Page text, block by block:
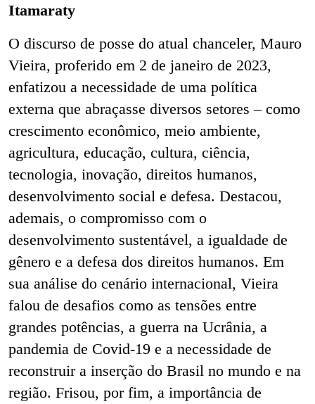
Itamaraty
O discurso de posse do atual chanceler, Mauro
Vieira, proferido em 2 de janeiro de 2023,
enfatizou a necessidade de uma política
externa que abraçasse diversos setores – como
crescimento econômico, meio ambiente,
agricultura, educação, cultura, ciência,
tecnologia, inovação, direitos humanos,
desenvolvimento social e defesa. Destacou,
ademais, o compromisso com o
desenvolvimento sustentável, a igualdade de
gênero e a defesa dos direitos humanos. Em
sua análise do cenário internacional, Vieira
falou de desafios como as tensões entre
grandes potências, a guerra na Ucrânia, a
pandemia de Covid-19 e a necessidade de
reconstruir a inserção do Brasil no mundo e na
região. Frisou, por fim, a importância de